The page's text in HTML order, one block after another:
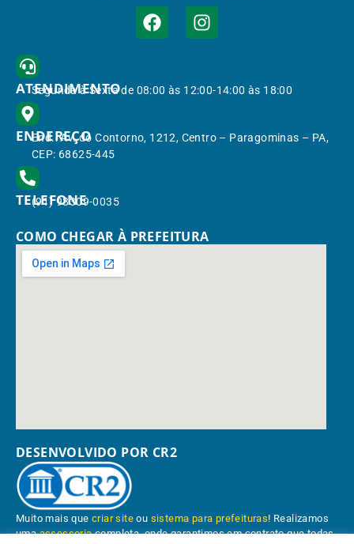
ATENDIMENTO
Segunda à Sexta de 08:00 às 12:00-14:00 às 18:00
ENDEREÇO
End.: Av. do Contorno, 1212, Centro – Paragominas – PA,
CEP: 68625-445
TELEFONE
(91) 98309-0035
COMO CHEGAR À PREFEITURA
DESENVOLVIDO POR CR2
Muito mais quecriar site ou sistema para prefeituras! Realizamos
umaassessoriacompleta, onde garantimos em contrato que todas